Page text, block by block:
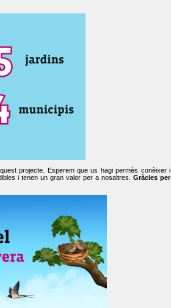
projecte. Esperem que us hagi permès conèixer i
i tenen un gran valor per a nosaltres. Gràcies per